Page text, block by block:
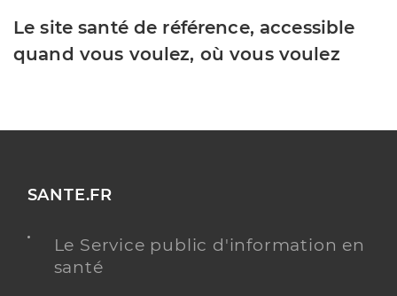
Le site santé de référence, accessible
quand vous voulez, où vous voulez
SANTE.FR
Le Service public d'information en
santé